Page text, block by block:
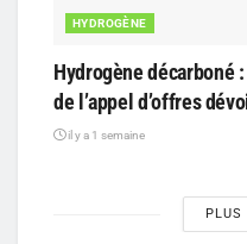
HYDROGÈNE
Hydrogène décarboné
de l’appel d’offres
il y a 1 semaine
PLUS